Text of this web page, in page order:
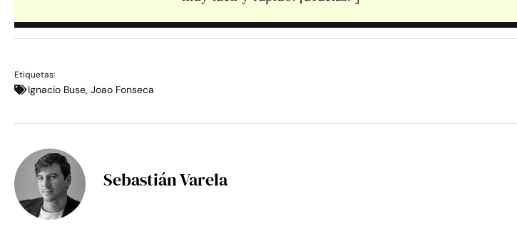
Etiquetas:
Ignacio Buse, Joao Fonseca
Sebastián Varela